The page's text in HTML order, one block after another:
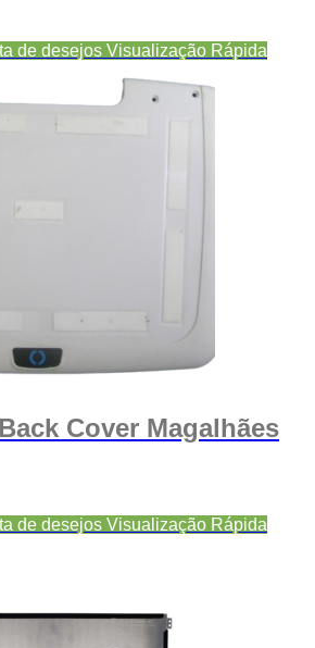
de desejos Visualização Rápida
Cover Magalhães
de desejos Visualização Rápida